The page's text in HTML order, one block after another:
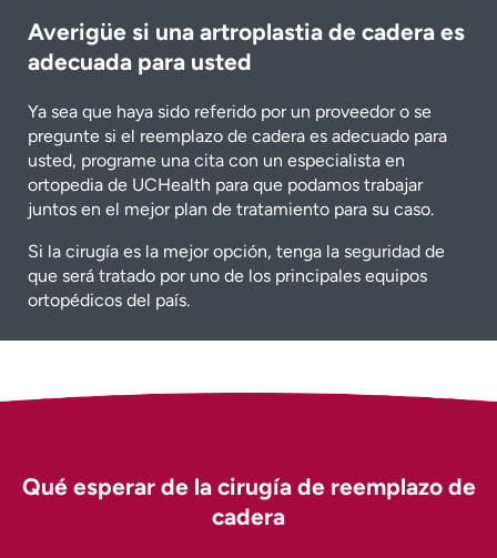
Averigüe si una artroplastia de cadera es
adecuada para usted
Ya sea que haya sido referido por un proveedor o se
pregunte si el reemplazo de cadera es adecuado para
usted, programe una cita con un especialista en
ortopedia de UCHealth para que podamos trabajar
juntos en el mejor plan de tratamiento para su caso.
Si la cirugía es la mejor opción, tenga la seguridad de
que será tratado por uno de los principales equipos
ortopédicos del país.
Qué esperar de la cirugía de reemplazo de
cadera